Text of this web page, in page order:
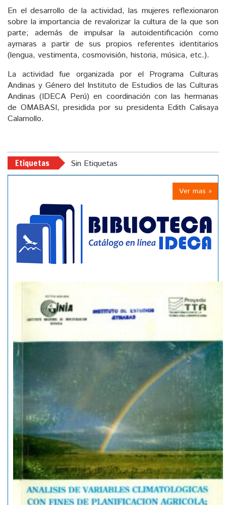
En el desarrollo de la actividad, las mujeres reflexionaron
sobre la importancia de revalorizar la cultura de la que son
parte; además de impulsar la autoidentificación como
aymaras a partir de sus propios referentes identitarios
(lengua, vestimenta, cosmovisión, historia, música, etc.).
La actividad fue organizada por el Programa Culturas
Andinas y Género del Instituto de Estudios de las Culturas
Andinas (IDECA Perú) en coordinación con las hermanas
de OMABASI, presidida por su presidenta Edith Calisaya
Calamollo.
Etiquetas Sin Etiquetas
Ver mas »